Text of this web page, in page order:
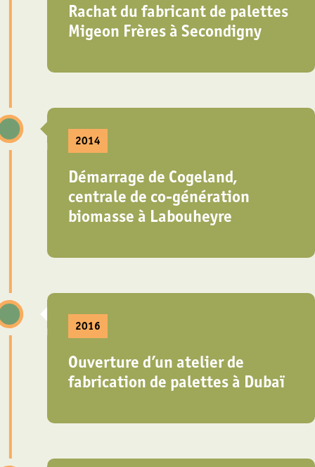
Rachat du fabricant de palettes
Migeon Frères à Secondigny
2014
Démarrage de Cogeland,
centrale de co-génération
biomasse à Labouheyre
2016
Ouverture d’un atelier de
fabrication de palettes à Dubaï